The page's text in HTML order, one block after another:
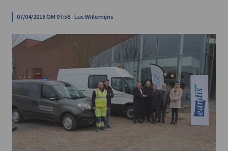
07/04/2016 OM 07:56 - Luc Willemijns